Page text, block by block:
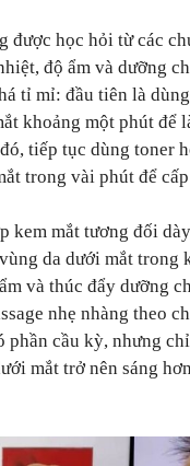
được học hỏi từ các
độ ẩm và dưỡng
tỉ mỉ: đầu tiên là
khoảng một phút để
tiếp tục dùng toner
trong vài phút để
kem mắt tương đối
da dưới mắt trong
và thúc đẩy dưỡng
nhẹ nhàng theo
phần cầu kỳ, nhưng
mắt trở nên sáng